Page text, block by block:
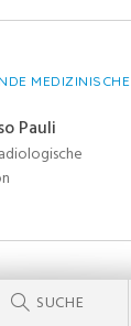
MEDIZINISCHE
Pauli
SUCHE